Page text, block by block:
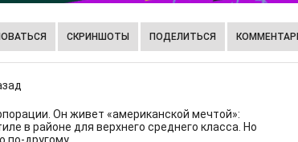
СКРИНШОТЫ ПОДЕЛИТЬСЯ
Он живет «американской мечтой»:
в районе для верхнего среднего класса. Но